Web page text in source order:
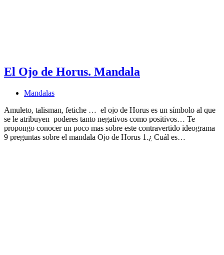
El Ojo de Horus. Mandala
Mandalas
Amuleto, talisman, fetiche … el ojo de Horus es un símbolo al que
se le atribuyen poderes tanto negativos como positivos… Te
propongo conocer un poco mas sobre este contravertido ideograma
9 preguntas sobre el mandala Ojo de Horus 1.¿ Cuál es…